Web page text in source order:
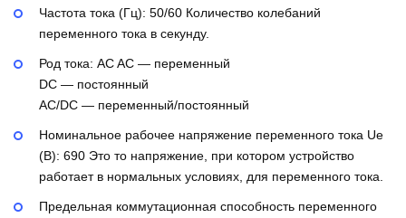
Частота тока (Гц): 50/60 Количество колебаний
переменного тока в секунду.
Род тока: ACAC — переменный
DC — постоянный
AC/DC — переменный/постоянный
Номинальное рабочее напряжение переменного тока Ue
(В): 690 Это то напряжение, при котором устройство
работает в нормальных условиях, для переменного тока.
Предельная коммутационная способность переменного